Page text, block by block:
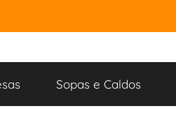
Sopas e Caldos